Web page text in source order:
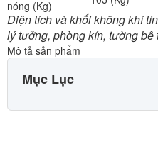
nóng (Kg)
Diện tích và khối không khí
lý tưởng, phòng kín, tường
Mô tả sản phẩm
Mục Lục